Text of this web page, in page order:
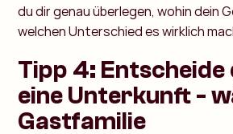
du dir genau überlegen, wohin dein
welchen Unterschied es wirklich
Tipp 4:
eine Unterkunft -
Gastfamilie